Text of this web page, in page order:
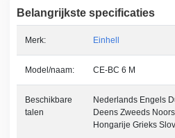
Belangrijkste specificaties
Merk: Einhell
Model/naam: CE-BC 6 M
Beschikbare
talen
Nederlands Engels
Deens Zweeds
Hongarije Grieks